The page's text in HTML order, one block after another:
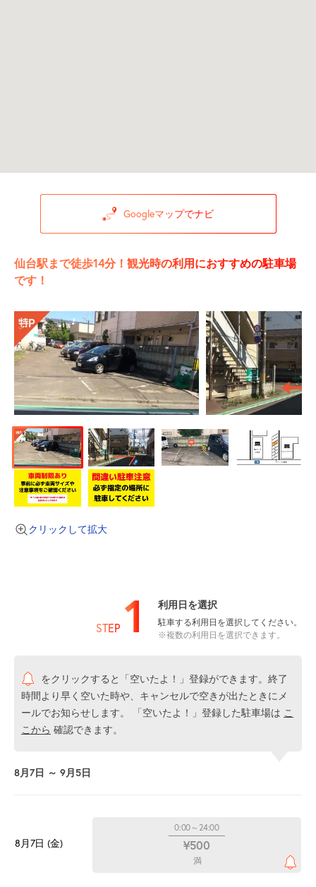
Googleマップでナビ
仙台駅まで徒歩14分！観光時の利用におすすめの駐車場
です！
クリックして拡大
STEP 1 利用日を選択
駐車する利用日を選択してください。
※複数の利用日を選択できます。
をクリックすると「空いたよ！」登録ができます。終了
時間より早く空いた時や、キャンセルで空きが出たときにメ
ールでお知らせします。 「空いたよ！」登録した駐車場は こ
こから 確認できます。
8月7日 ～ 9月5日
8月7日 (金)
0:00～24:00
¥500
満